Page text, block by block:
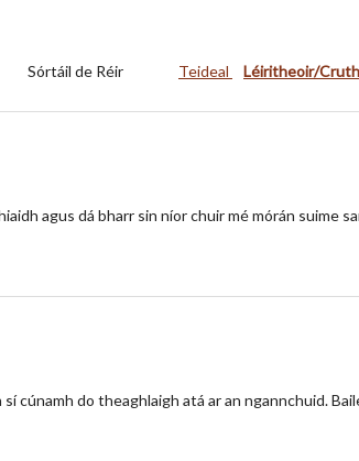
Sórtáil de Réir Teideal Léiritheoir/
agus dá bharr sin níor chuir mé mórán suime
cúnamh do theaghlaigh atá ar an ngannchuid.